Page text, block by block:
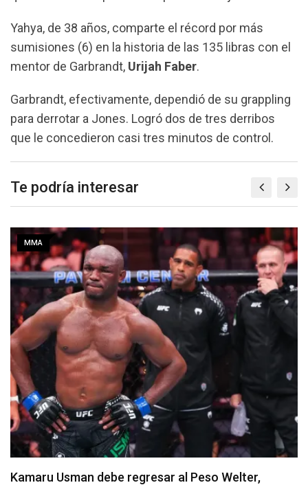
Yahya, de 38 años, comparte el récord por más
sumisiones (6) en la historia de las 135 libras con el
mentor de Garbrandt, Urijah Faber.
Garbrandt, efectivamente, dependió de su grappling
para derrotar a Jones. Logró dos de tres derribos
que le concedieron casi tres minutos de control.
Te podría interesar
MMA
Resultados de los pesajes del UFC Vegas 120: